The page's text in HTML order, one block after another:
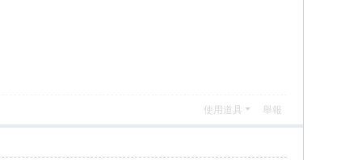
使用道具 舉報